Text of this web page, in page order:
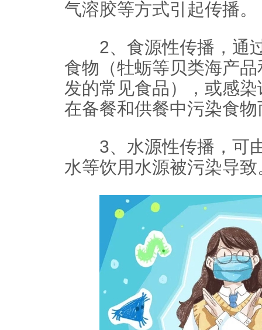
气溶胶等方式引起传播。
2、食源性传播，通过
食物（牡蛎等贝类海产
发的常见食品），或感
在备餐和供餐中污染食
3、水源性传播，可由
水等饮用水源被污染导致